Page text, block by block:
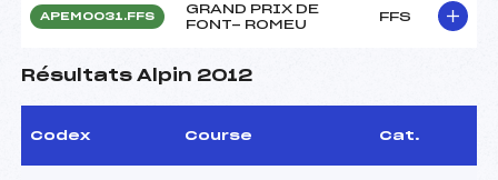
APEM0031.FFS
GRAND PRIX DE
FONT- ROMEU
FFS
Résultats Alpin 2012
Codex Course Cat.